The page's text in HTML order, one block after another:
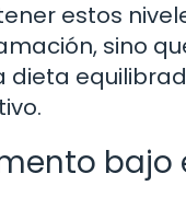
estos
sino
dieta
bajo